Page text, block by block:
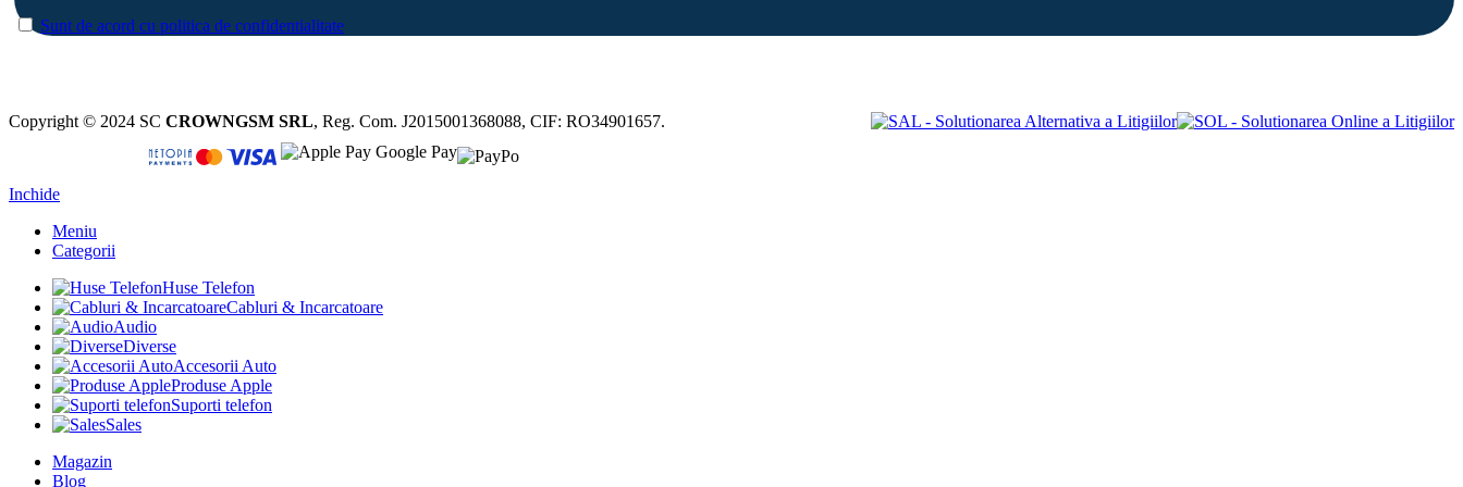
Sunt de acord cu politica de confidentialitate
Copyright © 2024 SC CROWNGSM SRL, Reg. Com. J2015001368088, CIF: RO34901657.
Inchide
Meniu
Categorii
Huse Telefon
Cabluri & Incarcatoare
Audio
Diverse
Accesorii Auto
Produse Apple
Suporti telefon
Sales
Magazin
Blog